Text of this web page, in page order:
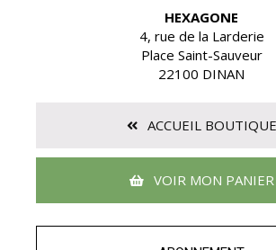
HEXAGONE
4, rue de la Larderie
Place Saint-Sauveur
22100 DINAN
ACCUEIL BOUTIQUE
VOIR MON PANIER